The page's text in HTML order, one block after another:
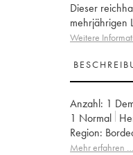
Dieser
mehrjährigen
Weitere
Anzahl: 1
1 Normal
Region:
Klassifizierung:
Mehr erfahren …